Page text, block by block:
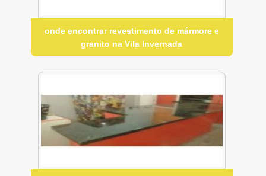
onde encontrar revestimento de mármore e
granito na Vila Invernada